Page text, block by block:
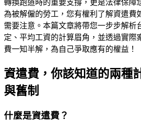
轉換跑道時的重要支撐，更是法律保障
為被解僱的勞工，您有權利了解資遣費
需要注意。本篇文章將帶您一步步解析
定、平均工資的計算眉角，並透過實際
費一知半解，為自己爭取應有的權益！
資遣費，你該知道的兩種
與舊制
什麼是資遣費？